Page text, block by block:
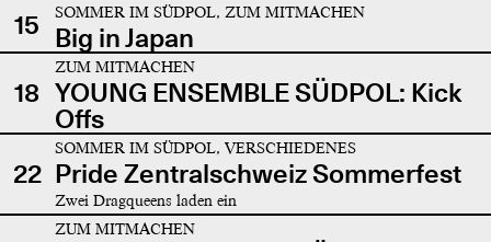
15
SOMMER IM SÜDPOL, ZUM MITMACHEN
Big in Japan
18
ZUM MITMACHEN
YOUNG ENSEMBLE SÜDPOL: Kick
Offs
22
SOMMER IM SÜDPOL, VERSCHIEDENES
Pride Zentralschweiz Sommerfest
Zwei Dragqueens laden ein
ZUM MITMACHEN